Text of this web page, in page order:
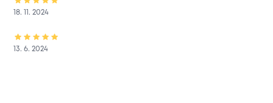
18. 11. 2024
13. 6. 2024